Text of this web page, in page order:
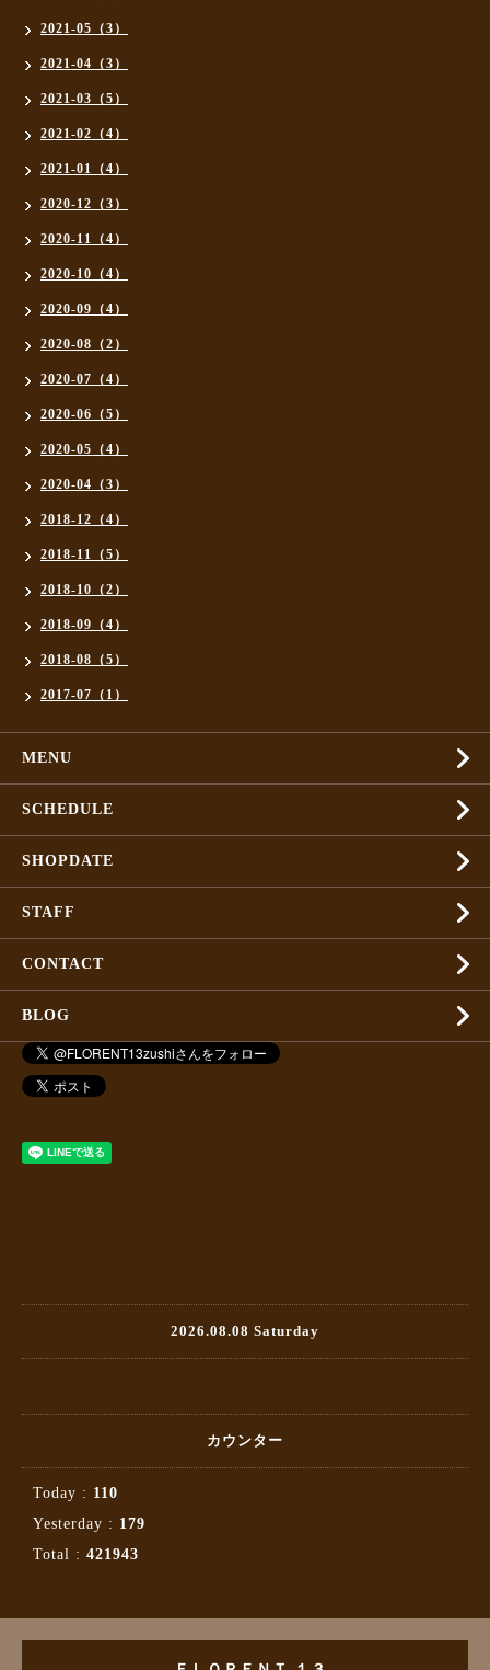
2021-05（3）
2021-04（3）
2021-03（5）
2021-02（4）
2021-01（4）
2020-12（3）
2020-11（4）
2020-10（4）
2020-09（4）
2020-08（2）
2020-07（4）
2020-06（5）
2020-05（4）
2020-04（3）
2018-12（4）
2018-11（5）
2018-10（2）
2018-09（4）
2018-08（5）
2017-07（1）
MENU
SCHEDULE
SHOPDATE
STAFF
CONTACT
BLOG
2026.08.08 Saturday
カウンター
Today : 110
Yesterday : 179
Total : 421943